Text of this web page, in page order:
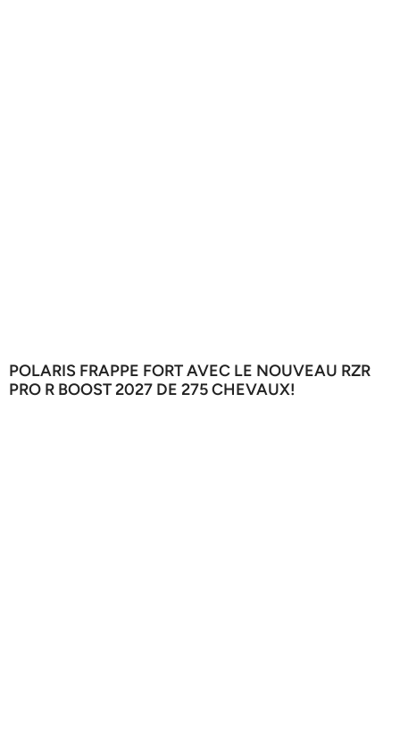
POLARIS FRAPPE FORT AVEC LE NOUVEAU RZR
PRO R BOOST 2027 DE 275 CHEVAUX!